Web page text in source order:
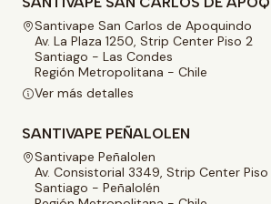
Santivape San Carlos de Apoquindo
Av. La Plaza 1250, Strip Center Piso 2
Santiago - Las Condes
Región Metropolitana - Chile
Ver más detalles
SANTIVAPE PEÑALOLEN
Santivape Peñalolen
Av. Consistorial 3349, Strip Center Piso
Santiago - Peñalolén